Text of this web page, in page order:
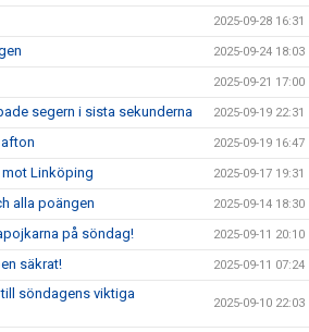
2025-09-28 16:31
2025-09-24 18:03
2025-09-21 17:00
segern i sista sekunderna 2025-09-19 22:31
2025-09-19 16:47
Linköping 2025-09-17 19:31
alla poängen 2025-09-14 18:30
på söndag! 2025-09-11 20:10
säkrat! 2025-09-11 07:24
söndagens viktiga
2025-09-10 22:03